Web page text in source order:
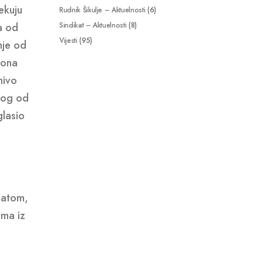
od
od
od
iz
Rudnik Šikulje – Aktuelnosti (6)
Sindikat – Aktuelnosti (8)
Vijesti (95)